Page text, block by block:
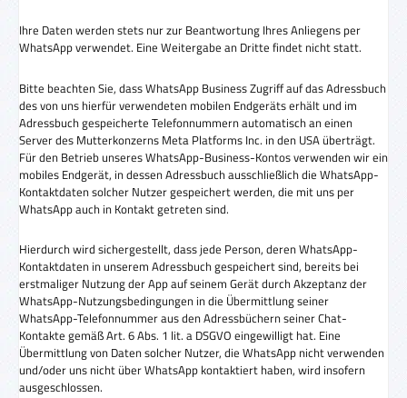
Ihre Daten werden stets nur zur Beantwortung Ihres Anliegens per
WhatsApp verwendet. Eine Weitergabe an Dritte findet nicht statt.
Bitte beachten Sie, dass WhatsApp Business Zugriff auf das Adressbuch
des von uns hierfür verwendeten mobilen Endgeräts erhält und im
Adressbuch gespeicherte Telefonnummern automatisch an einen
Server des Mutterkonzerns Meta Platforms Inc. in den USA überträgt.
Für den Betrieb unseres WhatsApp-Business-Kontos verwenden wir ein
mobiles Endgerät, in dessen Adressbuch ausschließlich die WhatsApp-
Kontaktdaten solcher Nutzer gespeichert werden, die mit uns per
WhatsApp auch in Kontakt getreten sind.
Hierdurch wird sichergestellt, dass jede Person, deren WhatsApp-
Kontaktdaten in unserem Adressbuch gespeichert sind, bereits bei
erstmaliger Nutzung der App auf seinem Gerät durch Akzeptanz der
WhatsApp-Nutzungsbedingungen in die Übermittlung seiner
WhatsApp-Telefonnummer aus den Adressbüchern seiner Chat-
Kontakte gemäß Art. 6 Abs. 1 lit. a DSGVO eingewilligt hat. Eine
Übermittlung von Daten solcher Nutzer, die WhatsApp nicht verwenden
und/oder uns nicht über WhatsApp kontaktiert haben, wird insofern
ausgeschlossen.